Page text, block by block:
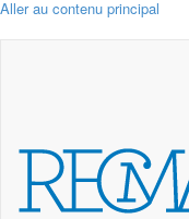
Aller au contenu principal